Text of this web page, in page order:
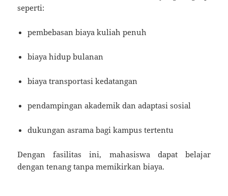
seperti:
pembebasan biaya kuliah penuh
biaya hidup bulanan
biaya transportasi kedatangan
pendampingan akademik dan adaptasi sosial
dukungan asrama bagi kampus tertentu
Dengan fasilitas ini, mahasiswa dapat belajar
dengan tenang tanpa memikirkan biaya.